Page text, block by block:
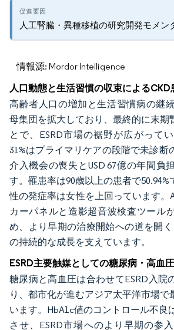
人工腎臓・異種移植の研究開発モメン
情報源: Mordor Intelligence
人口動態と生活習慣の収束による
高齢者人口の増加と生活習慣病の継
母集団を拡大しており、最終的に末期
とで、ESRD市場の裾野が広がって
31%はプライマリケアの段階で未診断
介入機会の喪失とUSD 67億の年間負
す。罹患率は90歳以上の患者で50.94%
性の発症率は女性を上回っています。
カーパネルと造影超音波検査ツール
め、より早期の治療開始への道を開
の持続的な成長を支えています。
ESRD主要触媒としての糖尿病・高血
糖尿病と高血圧は合わせてESRD入院
り、都市化が進むアジア太平洋市場で
います。HbA1c値のコントロール不良
させ、ESRD市場へのより早期の参